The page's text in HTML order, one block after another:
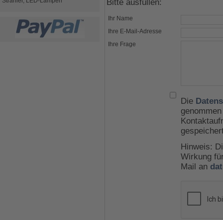
Bitte ausfüllen:
Ihr Name
Ihre E-Mail-Adresse
Ihre Frage
Die
Hinweis:
Wirkung
Mail an